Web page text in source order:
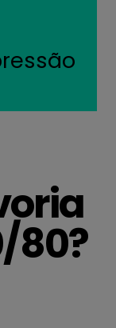
80?